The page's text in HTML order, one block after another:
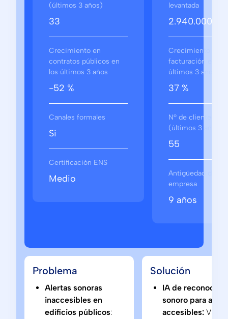
(últimos 3 años)
33
Crecimiento en
contratos públicos en
los últimos 3 años
-52 %
Canales formales
Si
Certificación ENS
Medio
levantada
2.940.000 €
Crecimiento en
facturación en los
últimos 3 años
37 %
Nº de clientes
(últimos 3 años)
55
Antigüedad de la
empresa
9 años
Problema
Alertas sonoras
inaccesibles en
edificios públicos:
Solución
IA de
sonoro para
accesibles: